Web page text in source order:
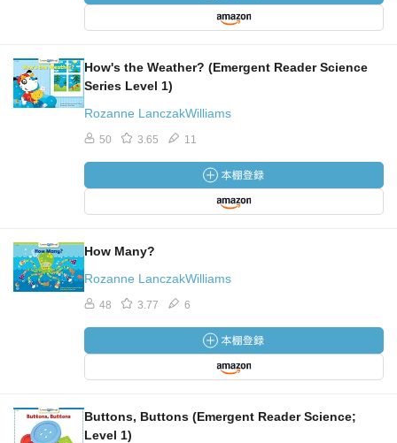
How's the Weather? (Emergent Reader Science
Series Level 1)
Rozanne LanczakWilliams
50 3.65 11
How Many?
Rozanne LanczakWilliams
48 3.77 6
Buttons, Buttons (Emergent Reader Science;
Level 1)